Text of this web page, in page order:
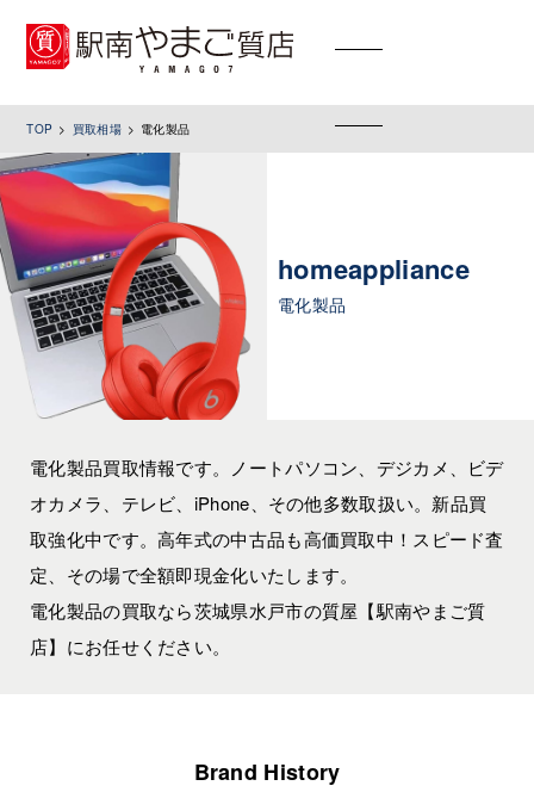
toggle
TOP 買取相場 電化製品
homeappliance
電化製品
電化製品買取情報です。ノートパソコン、デジカメ、ビデ
オカメラ、テレビ、iPhone、その他多数取扱い。新品買
取強化中です。高年式の中古品も高価買取中！スピード査
定、その場で全額即現金化いたします。
電化製品の買取なら茨城県水戸市の質屋【駅南やまご質
店】にお任せください。
Brand History